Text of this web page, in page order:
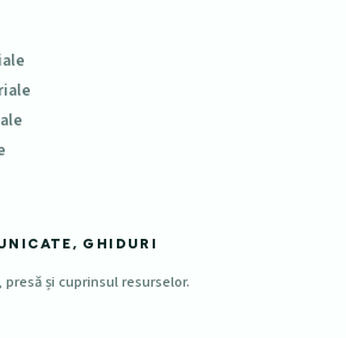
GHIDURI
și cuprinsul resurselor.